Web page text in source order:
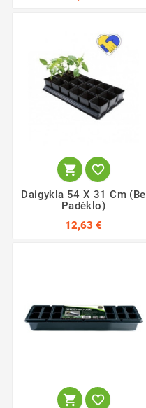
 
Daigykla 54 X 31 Cm (be
Padėklo)
12,63 €
 